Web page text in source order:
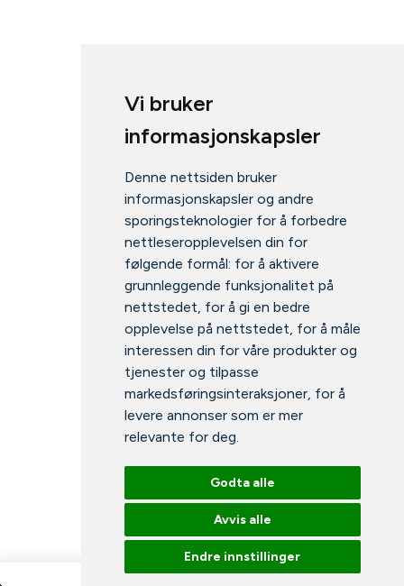
Vi bruker
informasjonskapsler
Denne nettsiden bruker
informasjonskapsler og andre
sporingsteknologier for å forbedre
nettleseropplevelsen din for
følgende formål: for å aktivere
grunnleggende funksjonalitet på
nettstedet, for å gi en bedre
opplevelse på nettstedet, for å måle
interessen din for våre produkter og
tjenester og tilpasse
markedsføringsinteraksjoner, for å
levere annonser som er mer
relevante for deg.
Godta alle
Avvis alle
Endre innstillinger